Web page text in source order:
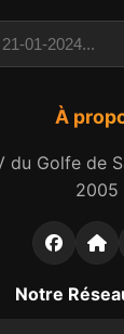
À
du Golfe de
2005
Notre